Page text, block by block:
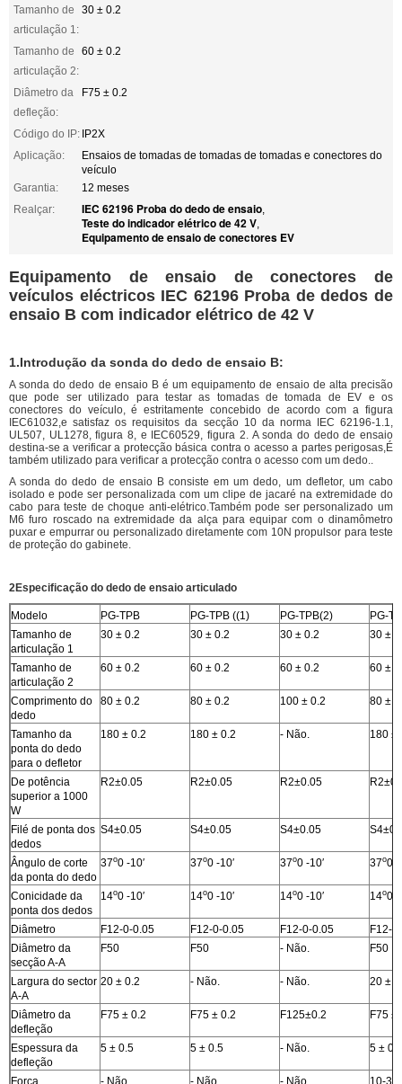
Tamanho de
articulação 1:
30 ± 0.2
Tamanho de
articulação 2:
60 ± 0.2
Diâmetro da
defleção:
F75 ± 0.2
Código do IP: IP2X
Aplicação:
Ensaios de tomadas de tomadas de tomadas e conectores do
veículo
Garantia:
12 meses
Realçar:
IEC 62196 Proba do dedo de ensaio,
Teste do indicador elétrico de 42 V,
Equipamento de ensaio de conectores EV
Equipamento de ensaio de conectores de
veículos eléctricos IEC 62196 Proba de dedos de
ensaio B com indicador elétrico de 42 V
1.Introdução da sonda do dedo de ensaio B:
A sonda do dedo de ensaio B é um equipamento de ensaio de alta precisão
que pode ser utilizado para testar as tomadas de tomada de EV e os
conectores do veículo, é estritamente concebido de acordo com a figura
IEC61032,e satisfaz os requisitos da secção 10 da norma IEC 62196-1.1,
UL507, UL1278, figura 8, e IEC60529, figura 2. A sonda do dedo de ensaio
destina-se a verificar a protecção básica contra o acesso a partes perigosas,É
também utilizado para verificar a protecção contra o acesso com um dedo..
A sonda do dedo de ensaio B consiste em um dedo, um defletor, um cabo
isolado e pode ser personalizada com um clipe de jacaré na extremidade do
cabo para teste de choque anti-elétrico.Também pode ser personalizado um
M6 furo roscado na extremidade da alça para equipar com o dinamômetro
puxar e empurrar ou personalizado diretamente com 10N propulsor para teste
de proteção do gabinete.
2Especificação do dedo de ensaio articulado
Modelo PG-TPB PG-TPB ((1) PG-TPB(2)
PG-
Tamanho de
articulação 1
30 ± 0.2 30 ± 0.2 30 ± 0.2 30 ±
Tamanho de
articulação 2
60 ± 0.2 60 ± 0.2 60 ± 0.2 60 ±
Comprimento do
dedo
80 ± 0.2 80 ± 0.2 100 ± 0.2 80 ±
Tamanho da
ponta do dedo
para o defletor
180 ± 0.2 180 ± 0.2 - Não. 180 ±
De potência
superior a 1000
W
R2±0.05 R2±0.05 R2±0.05
Filé de ponta dos
dedos
S4±0.05 S4±0.05 S4±0.05
Ângulo de corte
da ponta do dedo
37o0 -10′ 37o0 -10′ 37o0 -10′ 37o0 -
Conicidade da
ponta dos dedos
14o0 -10′ 14o0 -10′ 14o0 -10′ 14o0 -
Diâmetro F12-0-0.05 F12-0-0.05 F12-0-0.05
F12-
Diâmetro da
secção A-A
F50 F50 - Não. F50
Largura do sector
A-A
20 ± 0.2 - Não. - Não. 20 ±
Diâmetro da
defleção
F75 ± 0.2 F75 ± 0.2 F125±0.2 F75 ±
Espessura da
defleção
5 ± 0.5 5 ± 0.5 - Não. 5 ± 0.5
Força - Não. - Não. - Não. 10-